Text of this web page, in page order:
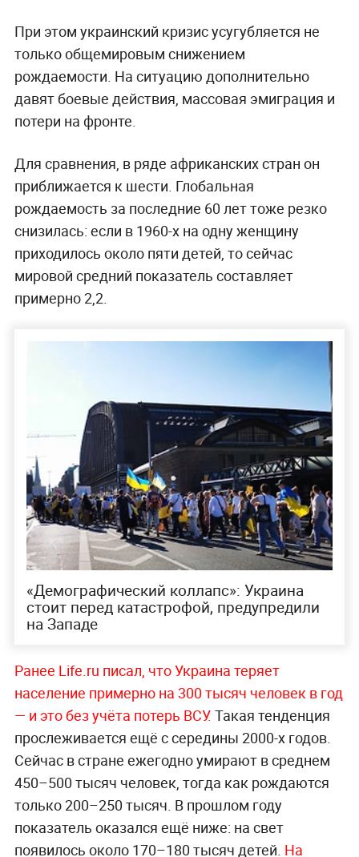
При этом украинский кризис усугубляется не
только общемировым снижением
рождаемости. На ситуацию дополнительно
давят боевые действия, массовая эмиграция и
потери на фронте.
Для сравнения, в ряде африканских стран он
приближается к шести. Глобальная
рождаемость за последние 60 лет тоже резко
снизилась: если в 1960-х на одну женщину
приходилось около пяти детей, то сейчас
мировой средний показатель составляет
примерно 2,2.
«Демографический коллапс»: Украина
стоит перед катастрофой, предупредили
на Западе
Ранее Life.ru писал, что Украина теряет
население примерно на 300 тысяч человек в год
— и это без учёта потерь ВСУ. Такая тенденция
прослеживается ещё с середины 2000-х годов.
Сейчас в стране ежегодно умирают в среднем
450–500 тысяч человек, тогда как рождаются
только 200–250 тысяч. В прошлом году
показатель оказался ещё ниже: на свет
появилось около 170–180 тысяч детей. На